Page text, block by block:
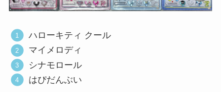
ハローキティ クール
マイメロディ
シナモロール
はぴだんぶい